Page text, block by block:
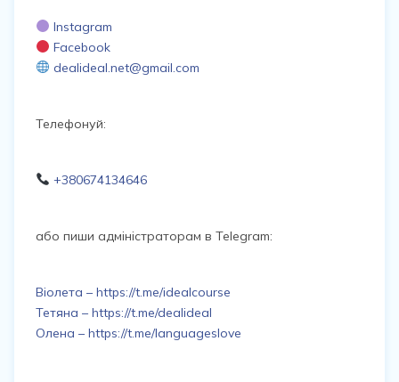
Instagram
Facebook
dealideal.net@gmail.com
Телефонуй:
+380674134646
або пиши адміністраторам в Telegram:
Віолета – https://t.me/idealcourse
Тетяна – https://t.me/dealideal
Олена – https://t.me/languageslove